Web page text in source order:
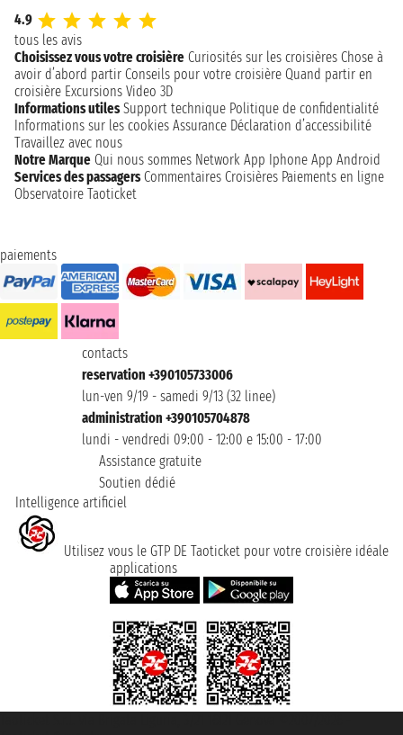
4.9
tous les avis
Choisissez vous votre croisière Curiosités sur les croisières Chose à
avoir d’abord partir Conseils pour votre croisière Quand partir en
croisière Excursions Video 3D
Informations utiles Support technique Politique de confidentialité
Informations sur les cookies Assurance Déclaration d’accessibilité
Travaillez avec nous
Notre Marque Qui nous sommes Network App Iphone App Android
Services des passagers Commentaires Croisières Paiements en ligne
Observatoire Taoticket
paiements
contacts
reservation +390105733006
lun-ven 9/19 - samedi 9/13 (32 linee)
administration +390105704878
lundi - vendredi 09:00 - 12:00 e 15:00 - 17:00
Assistance gratuite
Soutien dédié
Intelligence artificiel
Utilisez vous le GTP DE Taoticket pour votre croisière idéale
applications